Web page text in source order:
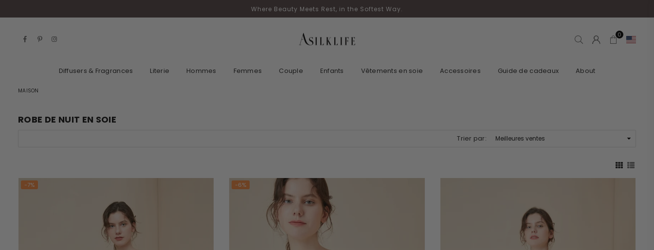
Where Beauty Meets Rest, in the Softest Way.
FacebookPinterest 0
Diffusers & Fragrances Literie Hommes Femmes Couple Enfants Vêtements en soie Accessoires Guide de cadeaux About
MAISON
ROBE DE NUIT EN SOIE
Trier par:
-7% -6%